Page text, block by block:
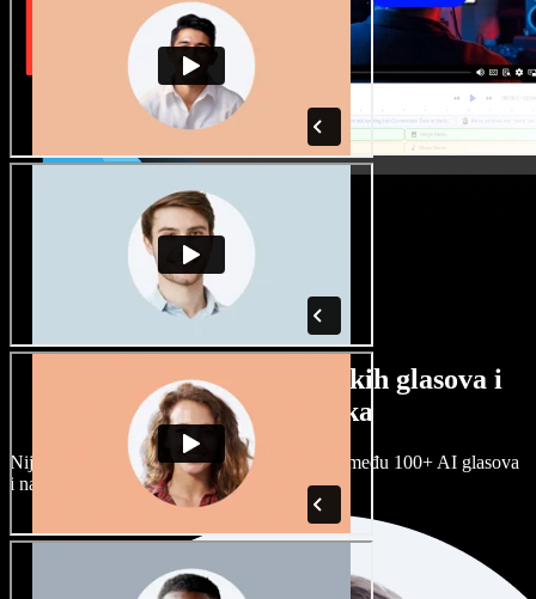
Veliki izbor muških i ženskih glasova i
raznih naglasaka
Nijedan projekt ne mora zvučati isto. Birajte među 100+ AI glasova
i naglasaka i prilagodite ih sebi.